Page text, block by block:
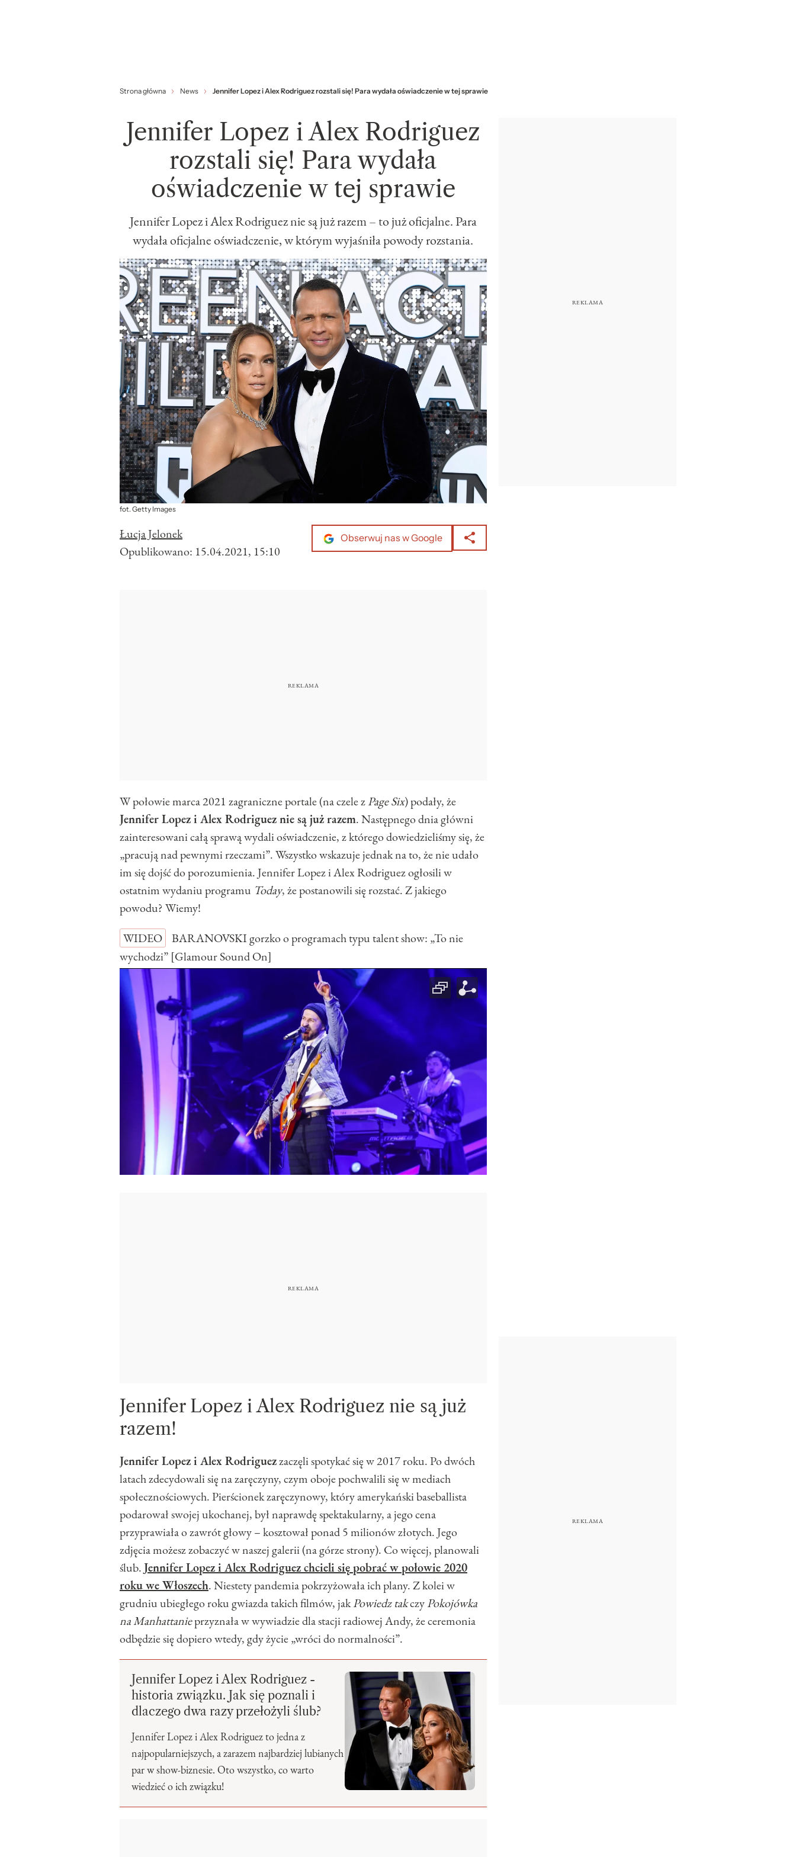
Strona główna News Jennifer Lopez i Alex Rodriguez rozstali się! Para wydała oświadczenie w tej sprawie
Jennifer Lopez i Alex Rodriguez
rozstali się! Para wydała
oświadczenie w tej sprawie
Jennifer Lopez i Alex Rodriguez nie są już razem – to już oficjalne. Para
wydała oficjalne oświadczenie, w którym wyjaśniła powody rozstania.
fot. Getty Images
Łucja Jelonek
Opublikowano: 15.04.2021, 15:10
Obserwuj nas w Google
W połowie marca 2021 zagraniczne portale (na czele zPage Six) podały, że
Jennifer Lopez i Alex Rodriguez nie są już razem. Następnego dnia główni
zainteresowani całą sprawą wydali oświadczenie, z którego dowiedzieliśmy się, że
„pracują nad pewnymi rzeczami”. Wszystko wskazuje jednak na to, że nie udało
im się dojść do porozumienia. Jennifer Lopez i Alex Rodriguez ogłosili w
ostatnim wydaniu programu Today, że postanowili się rozstać. Z jakiego
powodu? Wiemy!
WIDEO
BARANOVSKI gorzko o programach typu talent show: „To nie
wychodzi” [Glamour Sound On]
Jennifer Lopez i Alex Rodriguez nie są już
razem!
Jennifer Lopez i Alex Rodriguezzaczęli spotykać się w 2017 roku. Po dwóch
latach zdecydowali się na zaręczyny, czym oboje pochwalili się w mediach
społecznościowych. Pierścionek zaręczynowy, który amerykański baseballista
podarował swojej ukochanej, był naprawdę spektakularny, a jego cena
przyprawiała o zawrót głowy – kosztował ponad 5 milionów złotych. Jego
zdjęcia możesz zobaczyć w naszej galerii (na górze strony). Co więcej, planowali
ślub.Jennifer Lopez i Alex Rodriguez chcieli się pobrać w połowie 2020
roku we Włoszech. Niestety pandemia pokrzyżowała ich plany. Z kolei w
grudniu ubiegłego roku gwiazda takich filmów, jakPowiedz takczyPokojówka
na Manhattanieprzyznała w wywiadzie dla stacji radiowej Andy, że ceremonia
odbędzie się dopiero wtedy, gdy życie „wróci do normalności”.
Jennifer Lopez i Alex Rodriguez -
historia związku. Jak się poznali i
dlaczego dwa razy przełożyli ślub?
Jennifer Lopez i Alex Rodriguez to jedna z
najpopularniejszych, a zarazem najbardziej lubianych
par w show-biznesie. Oto wszystko, co warto
wiedzieć o ich związku!